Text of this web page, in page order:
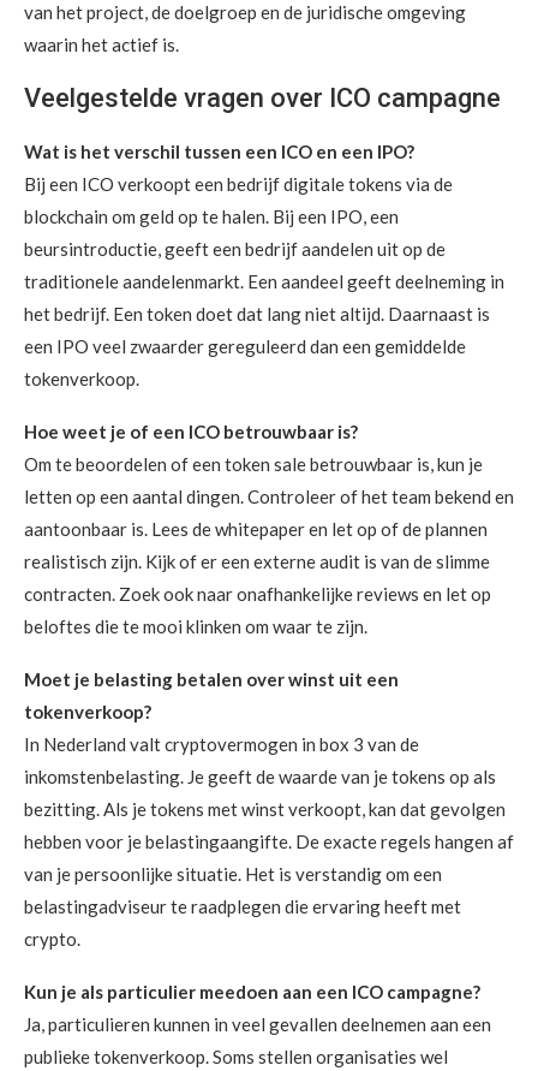
van het project, de doelgroep en de juridische omgeving
waarin het actief is.
Veelgestelde vragen over ICO campagne
Wat is het verschil tussen een ICO en een IPO?
Bij een ICO verkoopt een bedrijf digitale tokens via de
blockchain om geld op te halen. Bij een IPO, een
beursintroductie, geeft een bedrijf aandelen uit op de
traditionele aandelenmarkt. Een aandeel geeft deelneming in
het bedrijf. Een token doet dat lang niet altijd. Daarnaast is
een IPO veel zwaarder gereguleerd dan een gemiddelde
tokenverkoop.
Hoe weet je of een ICO betrouwbaar is?
Om te beoordelen of een token sale betrouwbaar is, kun je
letten op een aantal dingen. Controleer of het team bekend en
aantoonbaar is. Lees de whitepaper en let op of de plannen
realistisch zijn. Kijk of er een externe audit is van de slimme
contracten. Zoek ook naar onafhankelijke reviews en let op
beloftes die te mooi klinken om waar te zijn.
Moet je belasting betalen over winst uit een
tokenverkoop?
In Nederland valt cryptovermogen in box 3 van de
inkomstenbelasting. Je geeft de waarde van je tokens op als
bezitting. Als je tokens met winst verkoopt, kan dat gevolgen
hebben voor je belastingaangifte. De exacte regels hangen af
van je persoonlijke situatie. Het is verstandig om een
belastingadviseur te raadplegen die ervaring heeft met
crypto.
Kun je als particulier meedoen aan een ICO campagne?
Ja, particulieren kunnen in veel gevallen deelnemen aan een
publieke tokenverkoop. Soms stellen organisaties wel